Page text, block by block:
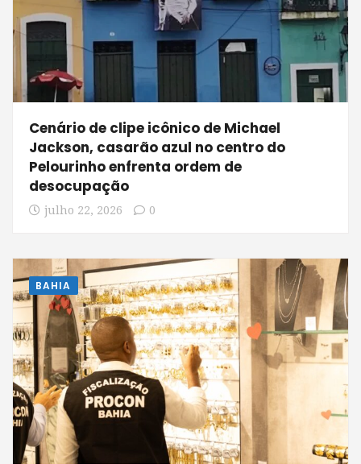
Cenário de clipe icônico de Michael
Jackson, casarão azul no centro do
Pelourinho enfrenta ordem de
desocupação
julho 22, 2026 0
BAHIA